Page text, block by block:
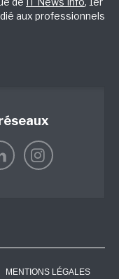
aux professionnels
MENTIONS LÉGALES